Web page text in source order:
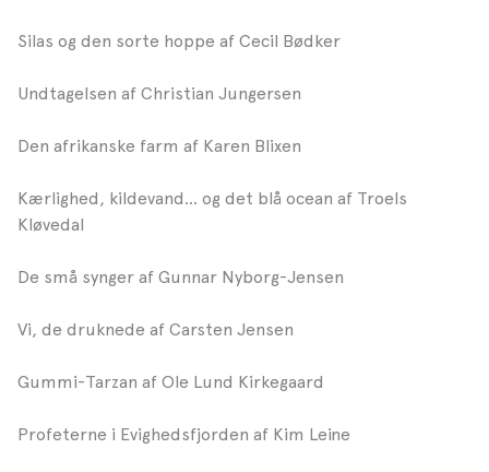
Silas og den sorte hoppe af Cecil Bødker
Undtagelsen af Christian Jungersen
Den afrikanske farm af Karen Blixen
Kærlighed, kildevand… og det blå ocean af Troels
Kløvedal
De små synger af Gunnar Nyborg-Jensen
Vi, de druknede af Carsten Jensen
Gummi-Tarzan af Ole Lund Kirkegaard
Profeterne i Evighedsfjorden af Kim Leine